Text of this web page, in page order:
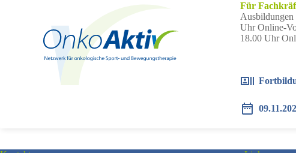
Für
Ausbildungen
Uhr Online-
18.00 Uhr